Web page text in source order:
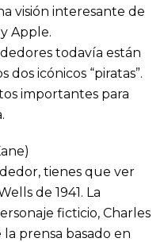
visión interesante de
Apple.
todavía están
icónicos “piratas”.
importantes para
tienes que ver
de 1941. La
ficticio, Charles
prensa basado en